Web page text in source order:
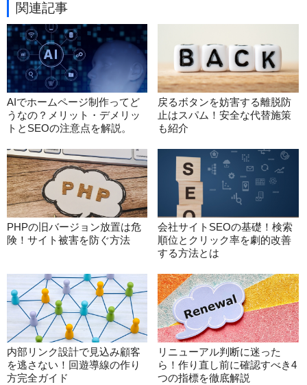
関連記事
AIでホームページ制作ってど
うなの？メリット・デメリッ
トとSEOの注意点を解説。
戻るボタンを妨害する離脱防
止はスパム！安全な代替施策
も紹介
PHPの旧バージョン放置は危
険！サイト被害を防ぐ方法
会社サイトSEOの基礎！検索
順位とクリック率を劇的改善
する方法とは
内部リンク設計で見込み顧客
を逃さない！回遊導線の作り
方完全ガイド
リニューアル判断に迷った
ら！作り直し前に確認すべき4
つの指標を徹底解説